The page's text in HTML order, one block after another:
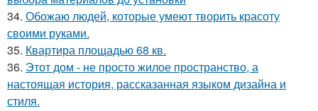
34. Обожаю людей, которые умеют творить красоту
своими руками.
35. Квартира площадью 68 кв.
36. Этот дом - не просто жилое пространство, а
настоящая история, рассказанная языком дизайна и
стиля.